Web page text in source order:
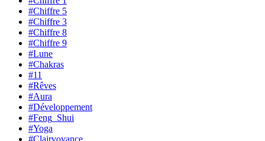
#Chiffre 5
#Chiffre 3
#Chiffre 8
#Chiffre 9
#Lune
#Chakras
#11
#Rêves
#Aura
#Développement
#Feng_Shui
#Yoga